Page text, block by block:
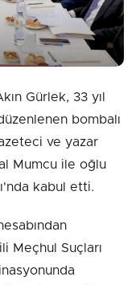
Gürlek, 33 yıl
bombalı
ve yazar
Mumcu ile oğlu
kabul etti.
Meçhul Suçları